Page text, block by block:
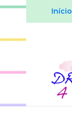
Início